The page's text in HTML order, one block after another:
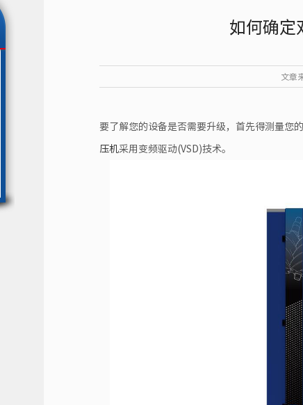
如何确定
文章
要了解您的设备是否需要升级，首先得测量您
压机采用变频驱动(VSD)技术。